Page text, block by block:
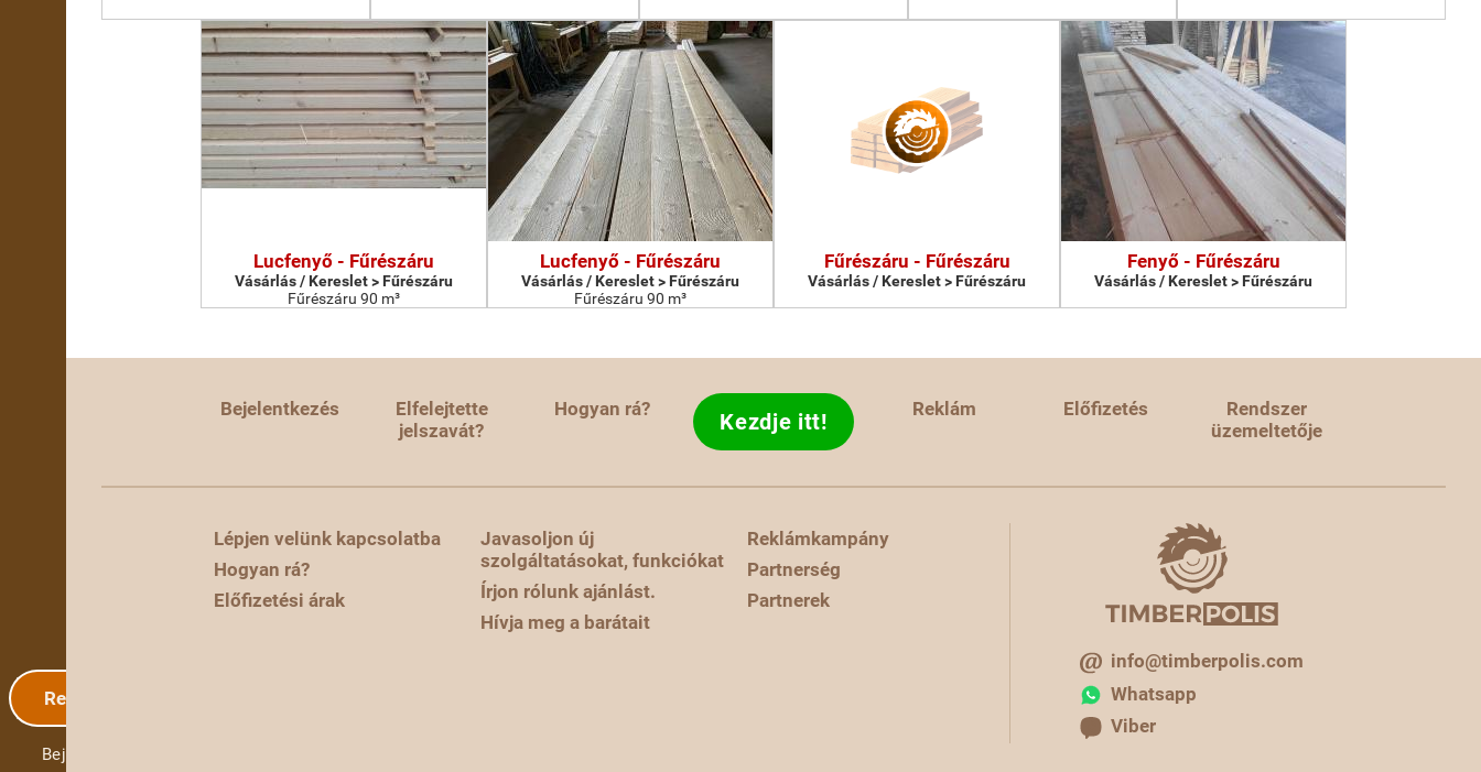
Regisztráció
Bejelentkezés
Lucfenyő - Fűrészáru
Vásárlás / Kereslet > Fűrészáru
Fűrészáru 90 m³
Lucfenyő - Fűrészáru
Vásárlás / Kereslet > Fűrészáru
Fűrészáru 90 m³
Fűrészáru - Fűrészáru
Vásárlás / Kereslet > Fűrészáru
Fenyő - Fűrészáru
Vásárlás / Kereslet > Fűrészáru
Bejelentkezés
Elfelejtette
jelszavát?
Hogyan rá? Kezdje itt! Reklám Előfizetés
Rendszer
üzemeltetője
Lépjen velünk kapcsolatba
Hogyan rá?
Előfizetési árak
Javasoljon új
szolgáltatásokat, funkciókat
Írjon rólunk ajánlást.
Hívja meg a barátait
Reklámkampány
Partnerség
Partnerek
info@timberpolis.com
Whatsapp
Viber